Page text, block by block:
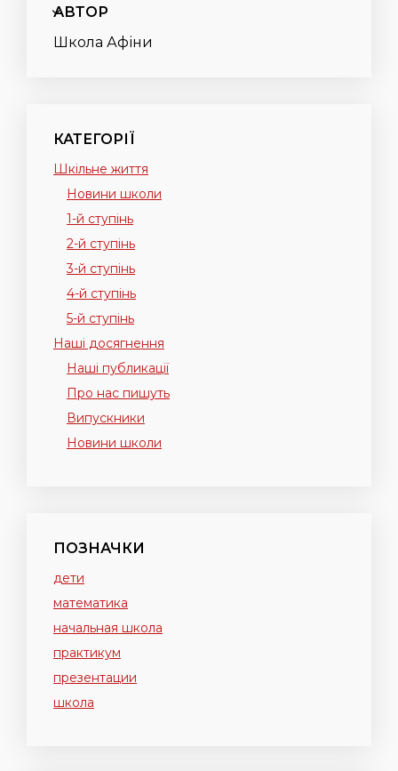
АВТОР
Школа Афіни
КАТЕГОРІЇ
Шкільне життя
Новини школи
1-й ступінь
2-й ступінь
3-й ступінь
4-й ступінь
5-й ступінь
Наші досягнення
Наші публикації
Про нас пишуть
Випускники
Новини школи
ПОЗНАЧКИ
дети
математика
начальная школа
практикум
презентации
школа